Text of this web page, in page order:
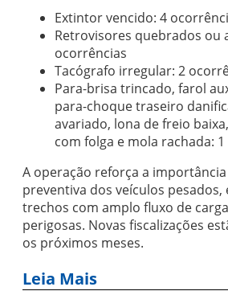
Extintor vencido: 4
Retrovisores quebrados ou
ocorrências
Tacógrafo irregular: 2
Para-brisa trincado, farol
para-choque traseiro
avariado, lona de freio
com folga e mola rachada:
A operação reforça a
preventiva dos veículos pesados,
trechos com amplo fluxo de
perigosas. Novas fiscalizações
os próximos meses.
Leia Mais